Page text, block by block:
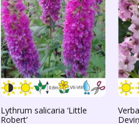
Lythrum salicaria ‘Little
Robert’